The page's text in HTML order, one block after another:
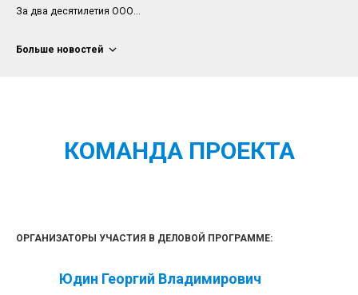
За два десятилетия ООО...
Больше новостей
КОМАНДА ПРОЕКТА
ОРГАНИЗАТОРЫ УЧАСТИЯ В ДЕЛОВОЙ ПРОГРАММЕ:
Юдин Георгий Владимирович